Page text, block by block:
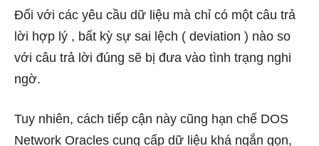
Đối với các yêu cầu dữ liệu mà chỉ có một câu trả
lời hợp lý , bất kỳ sự sai lệch ( deviation ) nào so
với câu trả lời đúng sẽ bị đưa vào tình trạng nghi
ngờ.
Tuy nhiên, cách tiếp cận này cũng hạn chế DOS
Network Oracles cung cấp dữ liệu khá ngắn gọn,